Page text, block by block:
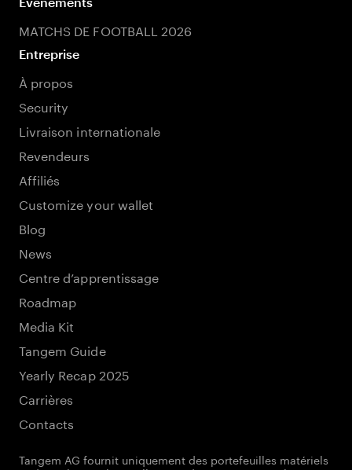
MATCHS DE FOOTBALL 2026
Entreprise
À propos
Security
Livraison internationale
Revendeurs
Affiliés
Customize your wallet
Blog
News
Centre d’apprentissage
Roadmap
Media Kit
Tangem Guide
Yearly Recap 2025
Carrières
Contacts
Tangem AG fournit uniquement des portefeuilles matériels